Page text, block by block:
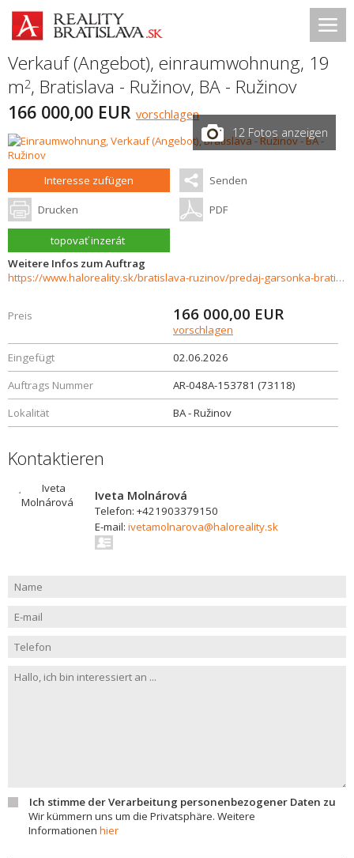
Verkauf (Angebot), einraumwohnung, 19
m2, Bratislava - Ružinov, BA - Ružinov
166 000,00 EUR vorschlagen
12 Fotos anzeigen
Interesse zufügen Senden
Drucken PDF
topovať inzerát
Weitere Infos zum Auftrag
https://www.haloreality.sk/bratislava-ruzinov/predaj-garsonka-bratislava-ruzinov-jasikova-ulica/73118
Preis 166 000,00 EUR
vorschlagen
Eingefügt
02.06.2026
Auftrags Nummer
AR-048A-153781 (73118)
Lokalität
BA - Ružinov
Kontaktieren
Iveta Molnárová
Telefon: +421903379150
E-mail: ivetamolnarova@haloreality.sk
Ich stimme der Verarbeitung personenbezogener Daten zu
Wir kümmern uns um die Privatsphäre. Weitere
Informationen hier